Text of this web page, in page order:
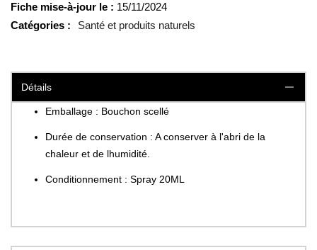
Fiche mise-à-jour le : 15/11/2024
Catégories :
Santé et produits naturels
Détails
Emballage : Bouchon scellé
Durée de conservation : A conserver à l'abri de la
chaleur et de lhumidité.
Conditionnement : Spray 20ML